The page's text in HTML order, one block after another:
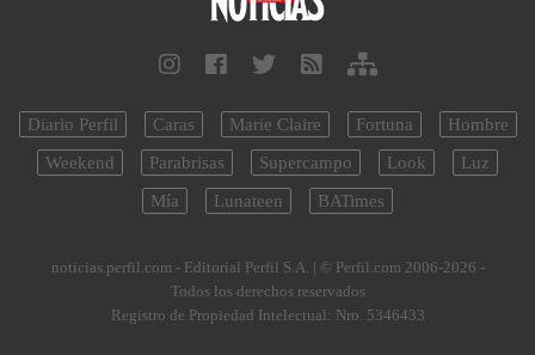
Diario Perfil Caras Marie Claire Fortuna
Hombre
Weekend
Parabrisas Supercampo Look
Luz
Mía
Lunateen BATimes
noticias.perfil.com - Editorial Perfil S.A. | © Perfil.com 2006-2026 -
Todos los derechos reservados
Registro de Propiedad Intelectual: Nro. 5346433